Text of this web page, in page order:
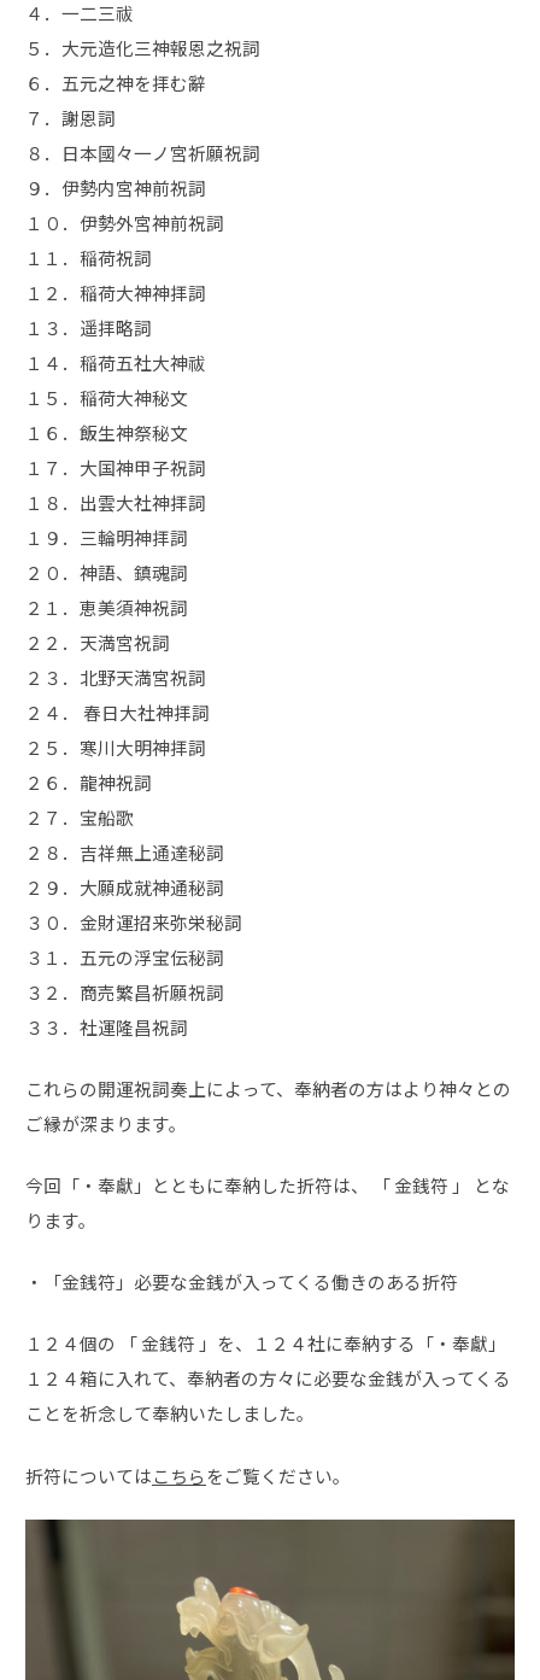
４．一二三祓
５．大元造化三神報恩之祝詞
６．五元之神を拝む辭
７．謝恩詞
８．日本國々一ノ宮祈願祝詞
９．伊勢内宮神前祝詞
１０．伊勢外宮神前祝詞
１１．稲荷祝詞
１２．稲荷大神神拝詞
１３．遥拝略詞
１４．稲荷五社大神祓
１５．稲荷大神秘文
１６．飯生神祭秘文
１７．大国神甲子祝詞
１８．出雲大社神拝詞
１９．三輪明神拝詞
２０．神語、鎮魂詞
２１．恵美須神祝詞
２２．天満宮祝詞
２３．北野天満宮祝詞
２４． 春日大社神拝詞
２５．寒川大明神拝詞
２６．龍神祝詞
２７．宝船歌
２８．吉祥無上通達秘詞
２９．大願成就神通秘詞
３０．金財運招来弥栄秘詞
３１．五元の浮宝伝秘詞
３２．商売繁昌祈願祝詞
３３．社運隆昌祝詞
これらの開運祝詞奏上によって、奉納者の方はより神々との
ご縁が深まります。
今回「・奉獻」とともに奉納した折符は、 「 金銭符 」 とな
ります。
・「金銭符」必要な金銭が入ってくる働きのある折符
１２４個の 「 金銭符 」を、１２４社に奉納する「・奉獻」
１２４箱に入れて、奉納者の方々に必要な金銭が入ってくる
ことを祈念して奉納いたしました。
折符についてはこちらをご覧ください。